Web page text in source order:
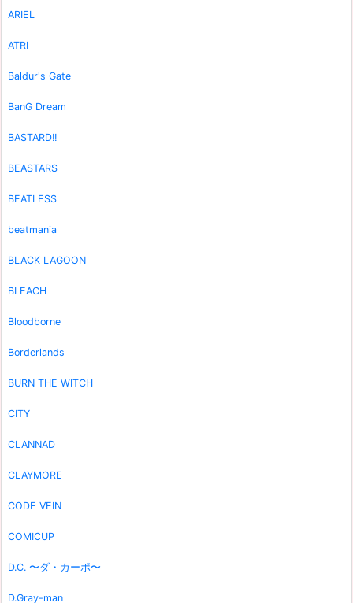
ARIEL
ATRI
Baldur's Gate
BanG Dream
BASTARD!!
BEASTARS
BEATLESS
beatmania
BLACK LAGOON
BLEACH
Bloodborne
Borderlands
BURN THE WITCH
CITY
CLANNAD
CLAYMORE
CODE VEIN
COMICUP
D.C. 〜ダ・カーポ〜
D.Gray-man